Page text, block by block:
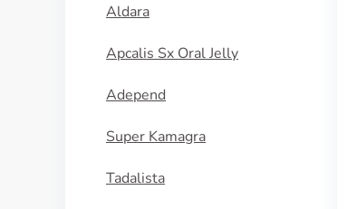
Aldara
Apcalis Sx Oral Jelly
Adepend
Super Kamagra
Tadalista